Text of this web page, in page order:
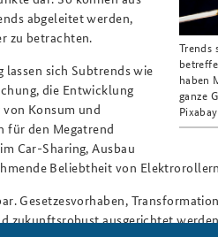
Trends
haben
ganze
abgeleitet werden,
zu betrachten.
sich Subtrends wie
die Entwicklung
Konsum und
für den Megatrend
Car-Sharing, Ausbau
Beliebtheit von
Gesetzesvorhaben,
ausgerichtet